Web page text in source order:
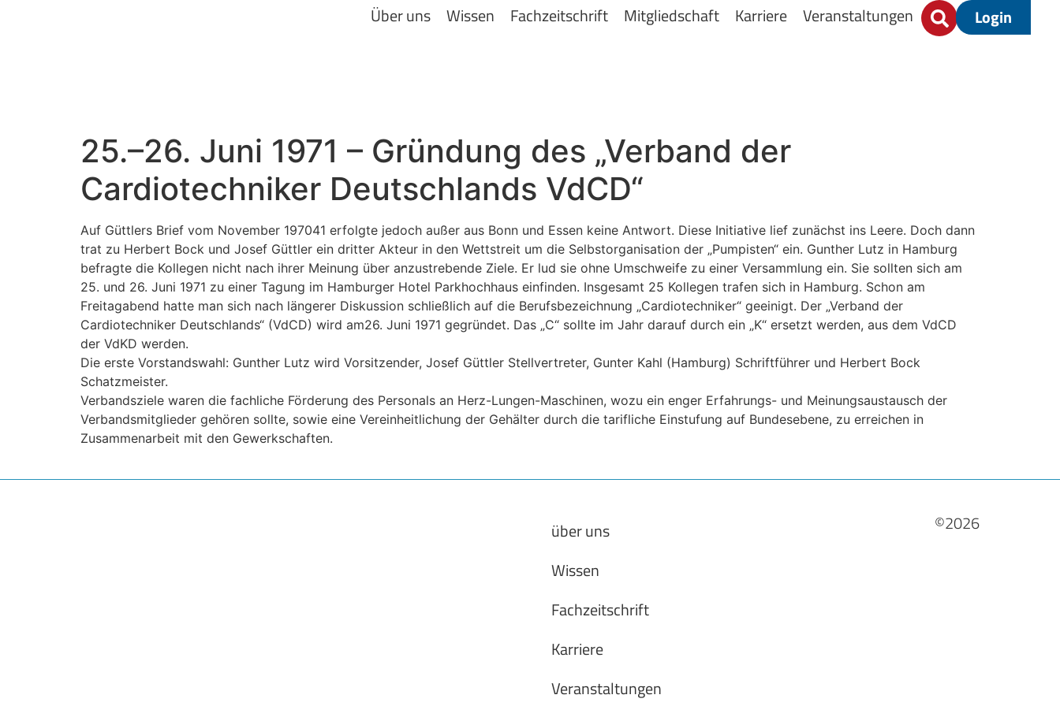
Über uns Wissen Fachzeitschrift Mitgliedschaft Karriere Veranstaltungen Login
25.–26. Juni 1971 – Gründung des „Verband der
Cardiotechniker Deutschlands VdCD“
Auf Güttlers Brief vom November 197041 erfolgte jedoch außer aus Bonn und Essen keine Antwort. Diese Initiative lief zunächst ins Leere. Doch dann
trat zu Herbert Bock und Josef Güttler ein dritter Akteur in den Wettstreit um die Selbstorganisation der „Pumpisten“ ein. Gunther Lutz in Hamburg
befragte die Kollegen nicht nach ihrer Meinung über anzustrebende Ziele. Er lud sie ohne Umschweife zu einer Versammlung ein. Sie sollten sich am
25. und 26. Juni 1971 zu einer Tagung im Hamburger Hotel Parkhochhaus einfinden. Insgesamt 25 Kollegen trafen sich in Hamburg. Schon am
Freitagabend hatte man sich nach längerer Diskussion schließlich auf die Berufsbezeichnung „Cardiotechniker“ geeinigt. Der „Verband der
Cardiotechniker Deutschlands“ (VdCD) wird am26. Juni 1971 gegründet. Das „C“ sollte im Jahr darauf durch ein „K“ ersetzt werden, aus dem VdCD
der VdKD werden.
Die erste Vorstandswahl: Gunther Lutz wird Vorsitzender, Josef Güttler Stellvertreter, Gunter Kahl (Hamburg) Schriftführer und Herbert Bock
Schatzmeister.
Verbandsziele waren die fachliche Förderung des Personals an Herz-Lungen-Maschinen, wozu ein enger Erfahrungs- und Meinungsaustausch der
Verbandsmitglieder gehören sollte, sowie eine Vereinheitlichung der Gehälter durch die tarifliche Einstufung auf Bundesebene, zu erreichen in
Zusammenarbeit mit den Gewerkschaften.
über uns
Wissen
Fachzeitschrift
Karriere
Veranstaltungen
©2026